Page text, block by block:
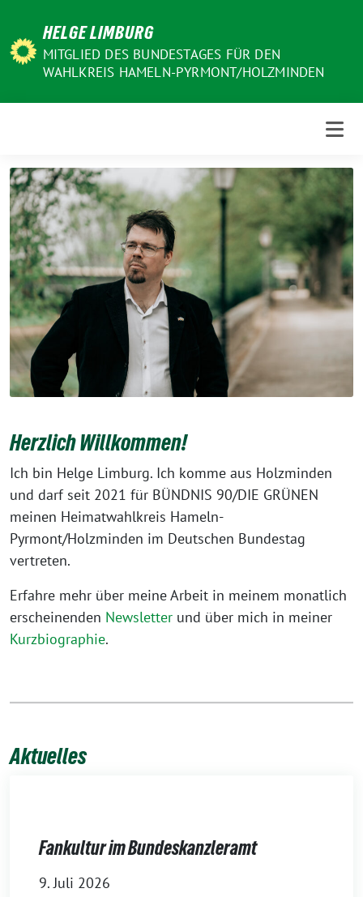
Inhalt
HELGE LIMBURG
MITGLIED DES BUNDESTAGES FÜR DEN
WAHLKREIS HAMELN-PYRMONT/HOLZMINDEN
Herzlich Willkommen!
Ich bin Helge Limburg. Ich komme aus Holzminden
und darf seit 2021 für BÜNDNIS 90/DIE GRÜNEN
meinen Heimatwahlkreis Hameln-
Pyrmont/Holzminden im Deutschen Bundestag
vertreten.
Erfahre mehr über meine Arbeit in meinem monatlich
erscheinenden Newsletter und über mich in meiner
Kurzbiographie.
Aktuelles
Fankultur im Bundeskanzleramt
9. Juli 2026